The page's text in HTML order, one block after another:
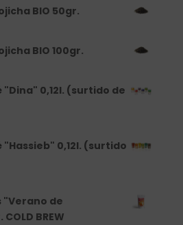
BIO 50gr.
BIO 100gr.
"Dina" 0,12l. (surtido de
"Hassieb" 0,12l. (surtido
de
BREW